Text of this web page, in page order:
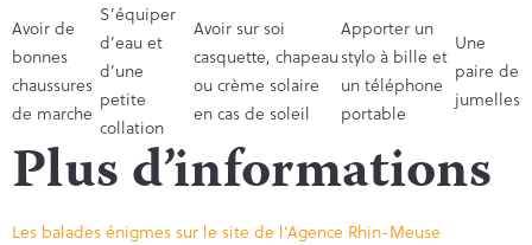
Avoir de
bonnes
chaussures
de marche
S’équiper
d’eau et
d’une
petite
collation
Avoir sur soi
casquette, chapeau
ou crème solaire
en cas de soleil
Apporter un
stylo à bille et
un téléphone
portable
Une
paire de
jumelles
Plus d’informations
Les balades énigmes sur le site de l’Agence Rhin-Meuse